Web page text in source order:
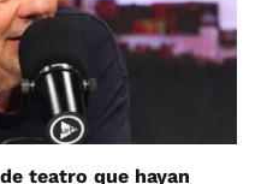
teatro que hayan